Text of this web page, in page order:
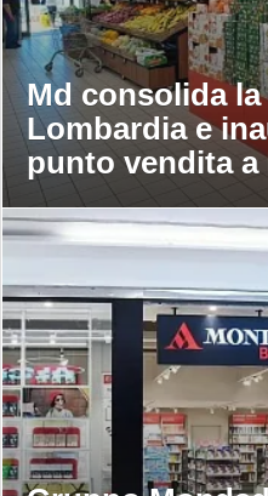
Md consolida
Lombardia e
punto vendita